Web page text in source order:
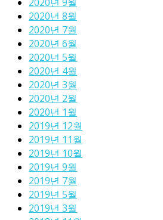
2020년 9월
2020년 8월
2020년 7월
2020년 6월
2020년 5월
2020년 4월
2020년 3월
2020년 2월
2020년 1월
2019년 12월
2019년 11월
2019년 10월
2019년 9월
2019년 7월
2019년 5월
2019년 3월